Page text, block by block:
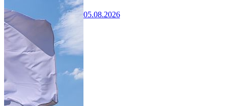
05.08.2026